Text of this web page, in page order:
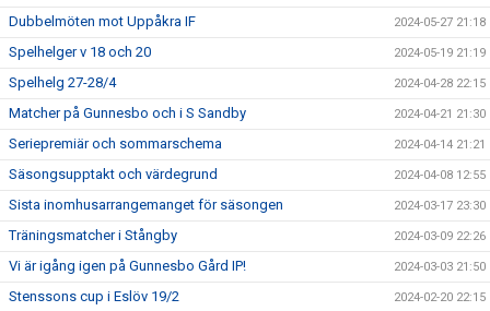
Dubbelmöten mot Uppåkra IF 2024-05-27 21:18
Spelhelger v 18 och 20 2024-05-19 21:19
Spelhelg 27-28/4 2024-04-28 22:15
Matcher på Gunnesbo och i S Sandby 2024-04-21 21:30
Seriepremiär och sommarschema 2024-04-14 21:21
Säsongsupptakt och värdegrund 2024-04-08 12:55
Sista inomhusarrangemanget för säsongen 2024-03-17 23:30
Träningsmatcher i Stångby 2024-03-09 22:26
Vi är igång igen på Gunnesbo Gård IP! 2024-03-03 21:50
Stenssons cup i Eslöv 19/2 2024-02-20 22:15